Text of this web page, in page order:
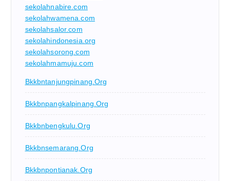
sekolahnabire.com
sekolahwamena.com
sekolahsalor.com
sekolahindonesia.org
sekolahsorong.com
sekolahmamuju.com
Bkkbntanjungpinang.org
Bkkbnpangkalpinang.org
Bkkbnbengkulu.org
Bkkbnsemarang.org
Bkkbnpontianak.org